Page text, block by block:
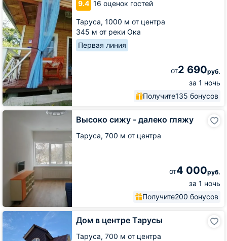
9.4 16 оценок гостей
Таруса, 1000 м от центра
345 м от реки Ока
Первая линия
от2 690руб.
за 1 ночь
Получите135 бонусов
Высоко сижу - далеко гляжу
Таруса, 700 м от центра
от4 000руб.
за 1 ночь
Получите200 бонусов
Высоко
Дом в центре Тарусы
Таруса, 700 м от центра
Дом
в